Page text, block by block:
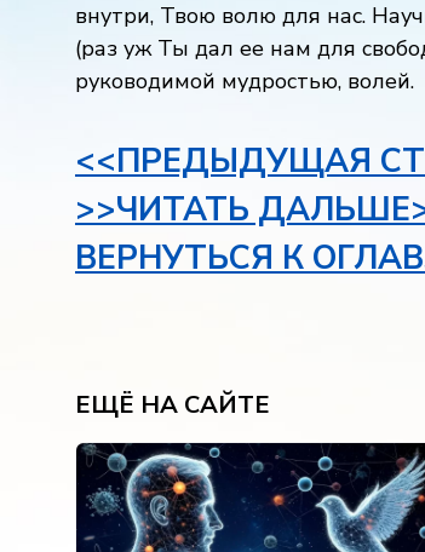
внутри, Твою волю для нас.
(раз уж Ты дал ее нам для
руководимой мудростью, волей.
<<ПРЕДЫДУЩАЯ
>>ЧИТАТЬ
ВЕРНУТЬСЯ К
ЕЩЁ НА САЙТЕ